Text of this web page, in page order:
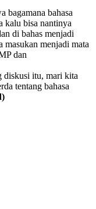
bagamana bahasa
kalu bisa nantinya
di bahas menjadi
masukan menjadi mata
dan
diskusi itu, mari kita
tentang bahasa